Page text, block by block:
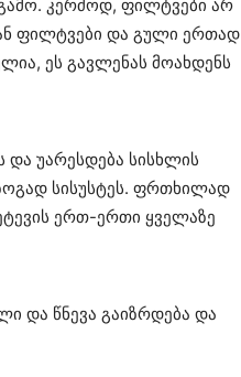
გამო. კერძოდ, ფილტვები არ
ფილტვები და გული ერთად
ეს გავლენას მოახდენს
და უარესდება სისხლის
ზოგად სისუსტეს. ფრთხილად
ერთ-ერთი ყველაზე
და წნევა გაიზრდება და